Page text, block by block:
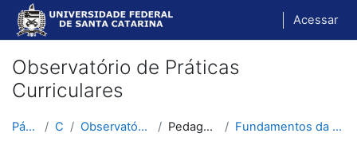
Ir para o conteúdo principal
Acessar
Observatório de Práticas
Curriculares
Página inicial Cursos Observatório de Práticas Curriculares Pedagogia Histórico-Crítica Fundamentos da Pedagogia Histórico-Crítica (Newton...